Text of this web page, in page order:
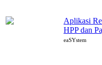
Aplikasi
HPP dan
eaSYstem